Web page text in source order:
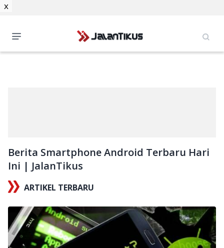
Berita Smartphone Android Terbaru Hari
Ini | JalanTikus
ARTIKEL TERBARU
x